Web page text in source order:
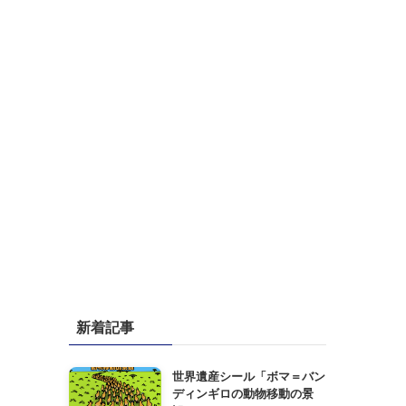
新着記事
世界遺産シール「ボマ＝バン
ディンギロの動物移動の景